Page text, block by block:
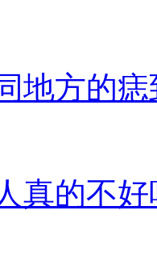
地方的
真的不好